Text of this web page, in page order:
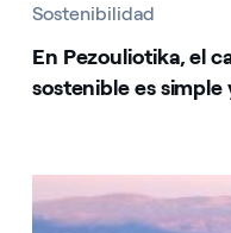
Sostenibilidad
En Pezouliotika, el
sostenible es simple